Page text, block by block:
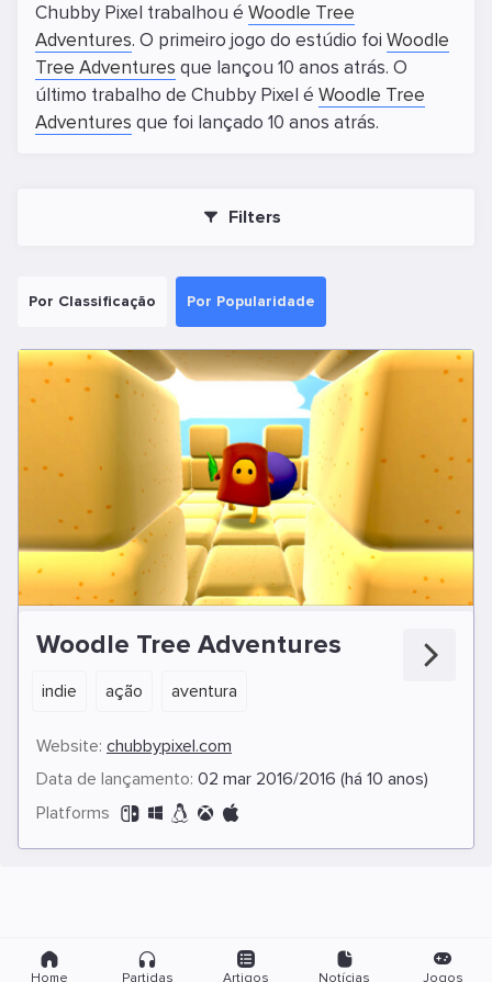
Chubby Pixel trabalhou é Woodle Tree
Adventures. O primeiro jogo do estúdio foi Woodle
Tree Adventures que lançou 10 anos atrás. O
último trabalho de Chubby Pixel é Woodle Tree
Adventures que foi lançado 10 anos atrás.
Filters
Por Classificação Por Popularidade
Woodle Tree Adventures
indie ação aventura
Website: chubbypixel.com
Data de lançamento: 02 mar 2016/2016 (há 10 anos)
Platforms
Home Partidas Artigos Notícias Jogos